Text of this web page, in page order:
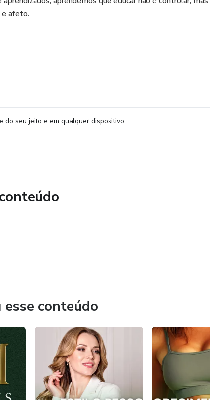
e afeto.
do seu jeito e em qualquer dispositivo
conteúdo